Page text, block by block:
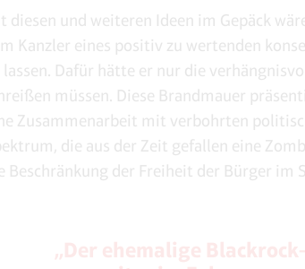
diesen und weiteren Ideen im Gepäck
Kanzler eines positiv zu wertenden
lassen. Dafür hätte er nur die
müssen. Diese Brandmauer
Zusammenarbeit mit verbohrten
die aus der Zeit gefallen eine
Beschränkung der Freiheit der Bürger im